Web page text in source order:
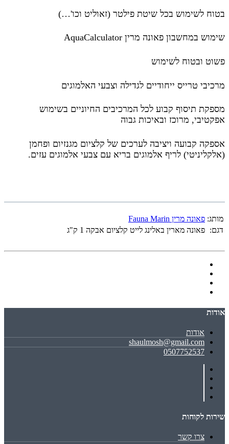
בטוח לשימוש בכל שיטת פילטר (זאוליט וכו'…)
שימוש במחשבון פאונה מרין AquaCalculator
פשוט ובטוח לשימוש
מרכיבי טרייס ייחודיים לגדילה וצבעי האלמוגים
מספקת תיסוף קבוע לכל המרכיבים החיוניים בשימוש
אפקטיבי, מרוכז ובאיכות גבוה
אספקה קבועה ויציבה לערכים של קלציום מגנזיום ופחמן
(אלקליניטי) לריף אלמוגים בריא עם צבעי אלמוגים עזים.
מותג: פאונה מרין Fauna Marin
דגם: פאונה מארין באלינג לייט קלציום אבקה 1 ק"ג
אודות
אודות
shaulmosh@gmail.com
0507752537
שירות לקוחות
צרו קשר